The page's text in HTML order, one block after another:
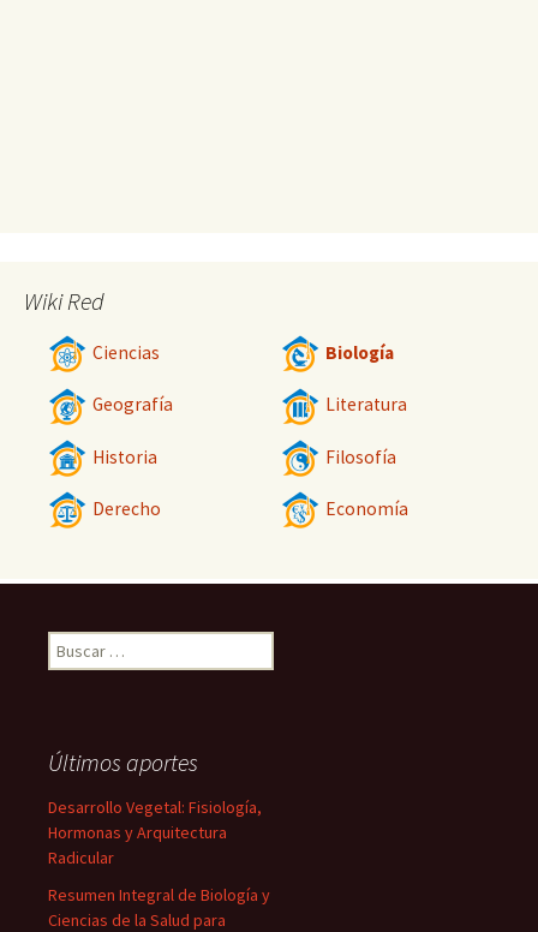
Wiki Red
Ciencias Biología
Geografía Literatura
Historia Filosofía
Derecho Economía
Buscar:
Últimos aportes
Desarrollo Vegetal: Fisiología,
Hormonas y Arquitectura
Radicular
Resumen Integral de Biología y
Ciencias de la Salud para